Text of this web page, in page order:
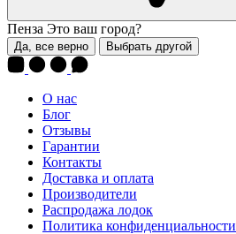
Пенза Это ваш город?
Да, все верно Выбрать другой
О нас
Блог
Отзывы
Гарантии
Контакты
Доставка и оплата
Производители
Распродажа лодок
Политика конфиденциальности